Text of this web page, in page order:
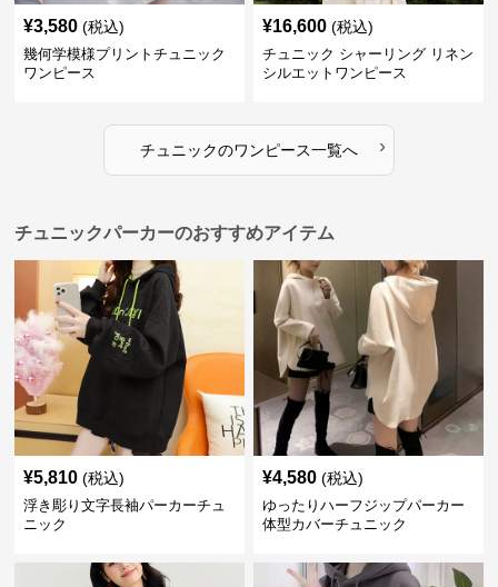
¥3,580 (税込)
幾何学模様プリントチュニック
ワンピース
¥16,600 (税込)
チュニック シャーリング リネン
シルエットワンピース
チュニックのワンピース一覧へ ›
チュニックパーカーのおすすめアイテム
¥5,810 (税込)
浮き彫り文字長袖パーカーチュ
ニック
¥4,580 (税込)
ゆったりハーフジップパーカー
体型カバーチュニック